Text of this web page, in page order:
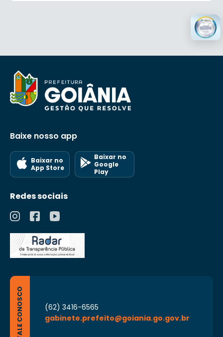
Baixe nosso app
Baixar no
App Store
Baixar no
Google
Play
Redes sociais
FALE CONOSCO
(62) 3416-6565
gabinete.prefeito@goiania.go.gov.br